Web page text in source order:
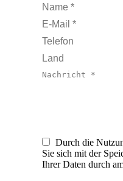
Name *
E-Mail *
Telefon
Land
Nachricht *
Durch die
Sie sich mit der
Ihrer Daten durch